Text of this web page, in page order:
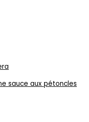
sauce aux pétoncles